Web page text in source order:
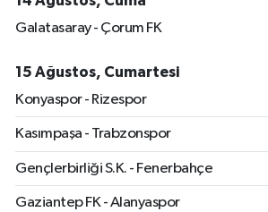
Galatasaray - Çorum FK
15 Ağustos, Cumartesi
Konyaspor - Rizespor
Kasımpaşa - Trabzonspor
Gençlerbirliği S.K. - Fenerbahçe
Gaziantep FK - Alanyaspor